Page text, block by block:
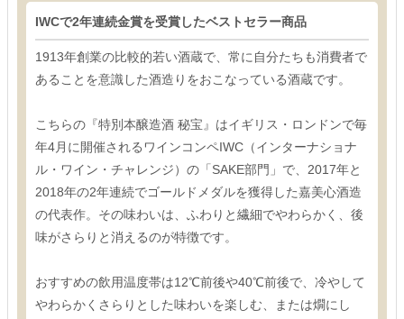
IWCで2年連続金賞を受賞したベストセラー商品
1913年創業の比較的若い酒蔵で、常に自分たちも消費者で
あることを意識した酒造りをおこなっている酒蔵です。
こちらの『特別本醸造酒 秘宝』はイギリス・ロンドンで毎
年4月に開催されるワインコンペIWC（インターナショナ
ル・ワイン・チャレンジ）の「SAKE部門」で、2017年と
2018年の2年連続でゴールドメダルを獲得した嘉美心酒造
の代表作。その味わいは、ふわりと繊細でやわらかく、後
味がさらりと消えるのが特徴です。
おすすめの飲用温度帯は12℃前後や40℃前後で、冷やして
やわらかくさらりとした味わいを楽しむ、または燗にし